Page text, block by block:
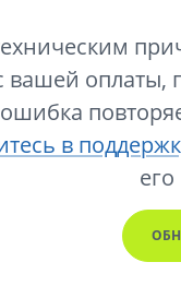
вашей оплаты,
в
его